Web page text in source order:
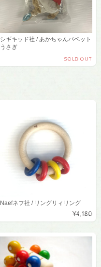
シギキッド社 / あかちゃんパペット
うさぎ
SOLD OUT
Naefネフ社 / リングリィリング
¥4,180